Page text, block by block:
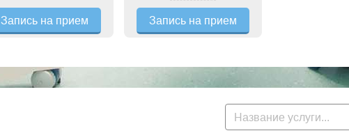
Запись на прием Запись на прием